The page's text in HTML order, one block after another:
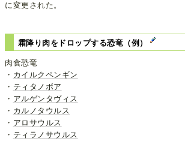
に変更された。
霜降り肉をドロップする恐竜（例）
肉食恐竜
・ カイルクペンギン
・ ティタノボア
・ アルゲンタヴィス
・ カルノタウルス
・ アロサウルス
・ ティラノサウルス